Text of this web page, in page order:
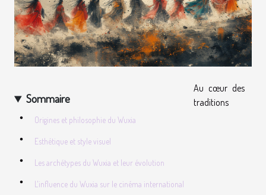
Sommaire
Origines et philosophie du Wuxia
Esthétique et style visuel
Les archétypes du Wuxia et leur évolution
L'influence du Wuxia sur le cinéma international
Au cœur des
traditions